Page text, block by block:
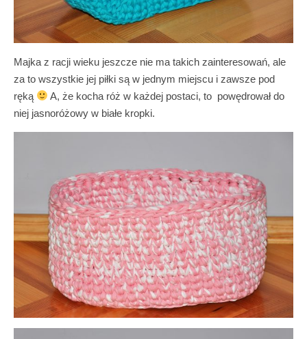
Majka z racji wieku jeszcze nie ma takich zainteresowań, ale
za to wszystkie jej piłki są w jednym miejscu i zawsze pod
ręką
A, że kocha róż w każdej postaci, to powędrował do
niej jasnoróżowy w białe kropki.